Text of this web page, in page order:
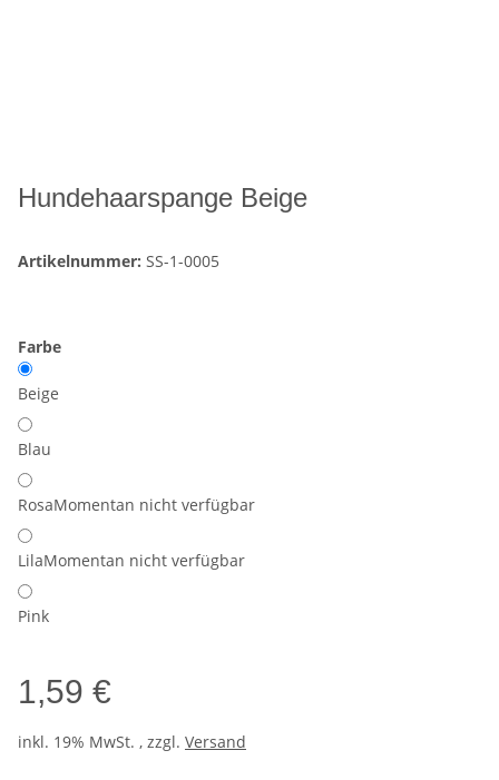
Hundehaarspange Beige
Artikelnummer: SS-1-0005
Farbe
Beige
Blau
RosaMomentan nicht verfügbar
LilaMomentan nicht verfügbar
Pink
1,59 €
inkl. 19% MwSt. , zzgl. Versand